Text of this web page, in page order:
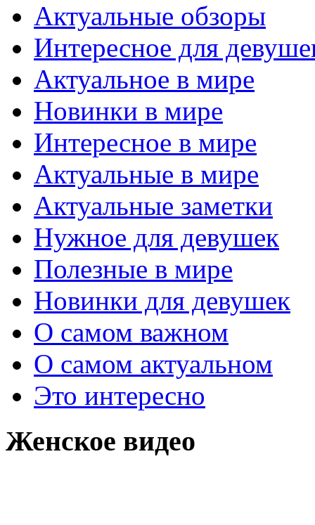
Актуальные обзоры
Интересное для
Актуальное в мире
Новинки в мире
Интересное в мире
Актуальные в мире
Актуальные заметки
Нужное для девушек
Полезные в мире
Новинки для девушек
О самом важном
О самом актуальном
Это интересно
Женское видео